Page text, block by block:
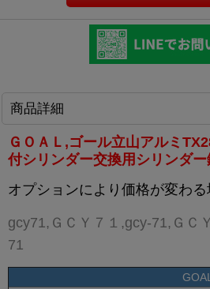
商品詳細
ＧＯＡＬ,ゴール立山アルミ
付シリンダー交換用シリンダ
オプションにより価格が変わる
gcy71,ＧＣＹ７１,gcy-71,ＧＣ
71